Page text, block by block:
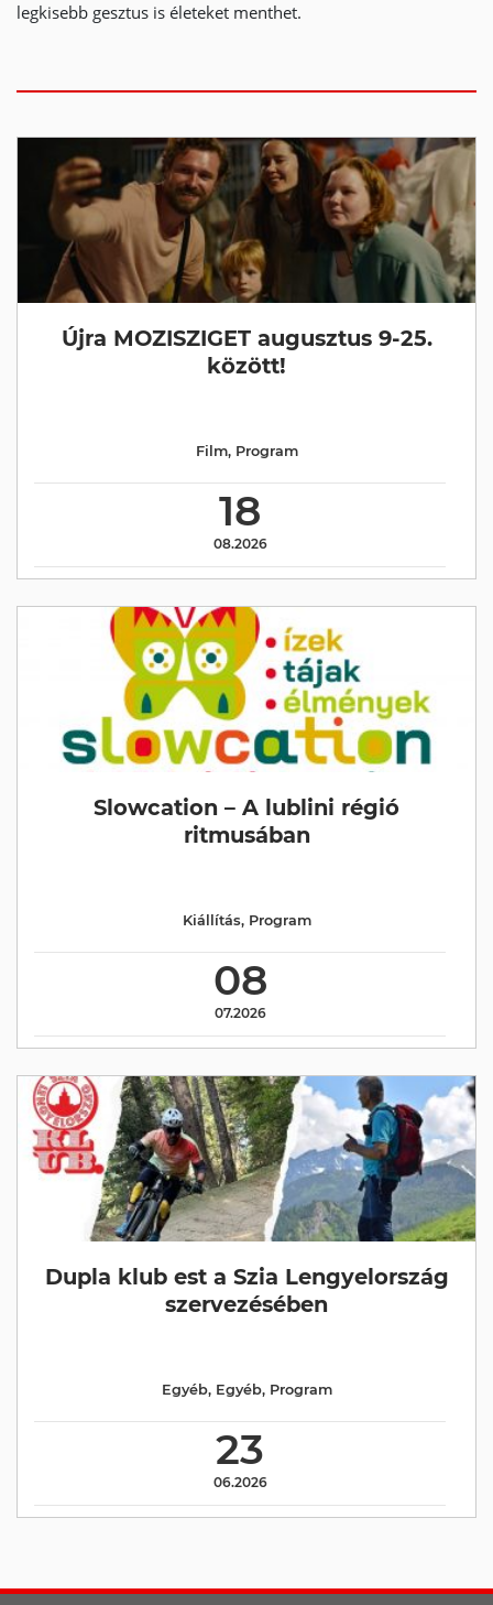
legkisebb gesztus is életeket menthet.
Újra MOZISZIGET augusztus 9-25.
között!
18
08.2026
Film, Program
Slowcation – A lublini régió
ritmusában
08
07.2026
Kiállítás, Program
Dupla klub est a Szia Lengyelország
szervezésében
23
06.2026
Egyéb, Egyéb, Program